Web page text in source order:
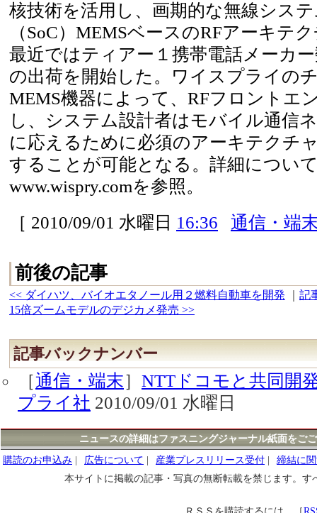
核技術を活用し、画期的な無線シス
（SoC）MEMSベースのRFアーキテ
最近ではティアー１携帯電話メーカ
の出荷を開始した。ワイスプライの
MEMS機器によって、RFフロントエ
し、システム設計者はモバイル通信
に応えるために必須のアーキテクチ
することが可能となる。詳細につい
www.wispry.comを参照。
［ 2010/09/01 水曜日 16:36 通信・端
前後の記事
<< ダイハツ、バイオエタノール用２燃料自動車を開発
記
15倍ズームモデルのデジカメ発売 >>
記事バックナンバー
［通信・端末］ NTTドコモと共同開
プライ社 2010/09/01 水曜日
ニュースの詳細はファスニングジャーナル紙面をご
購読のお申込み
広告について 産業プレスリリース受付
締結に
本サイトに掲載の記事・写真の無断転載を禁じます。